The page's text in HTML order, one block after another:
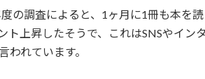
の調査によると、1ヶ月に1冊も本を
ト上昇したそうで、これはSNSやイ
われています。